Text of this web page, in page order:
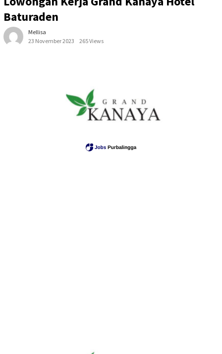
Baturaden
Mellisa
23 November 2023
265 Views